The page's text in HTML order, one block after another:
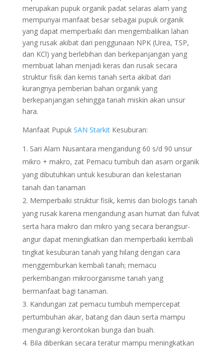
merupakan pupuk organik padat selaras alam yang
mempunyai manfaat besar sebagai pupuk organik
yang dapat memperbaiki dan mengembalikan lahan
yang rusak akibat dari penggunaan NPK (Urea, TSP,
dan KCl) yang berlebihan dan berkepanjangan yang
membuat lahan menjadi keras dan rusak secara
struktur fisik dan kemis tanah serta akibat dari
kurangnya pemberian bahan organik yang
berkepanjangan sehingga tanah miskin akan unsur
hara.
Manfaat Pupuk SAN StarkitKesuburan:
Sari Alam Nusantara mengandung 60 s/d 90 unsur
mikro + makro, zat Pemacu tumbuh dan asam organik
yang dibutuhkan untuk kesuburan dan kelestarian
tanah dan tanaman
Memperbaiki struktur fisik, kemis dan biologis tanah
yang rusak karena mengandung asan humat dan fulvat
serta hara makro dan mikro yang secara berangsur-
angur dapat meningkatkan dan memperbaiki kembali
tingkat kesuburan tanah yang hilang dengan cara
menggemburkan kembali tanah; memacu
perkembangan mikroorganisme tanah yang
bermanfaat bagi tanaman.
Kandungan zat pemacu tumbuh mempercepat
pertumbuhan akar, batang dan daun serta mampu
mengurangi kerontokan bunga dan buah.
Bila diberikan secara teratur mampu meningkatkan